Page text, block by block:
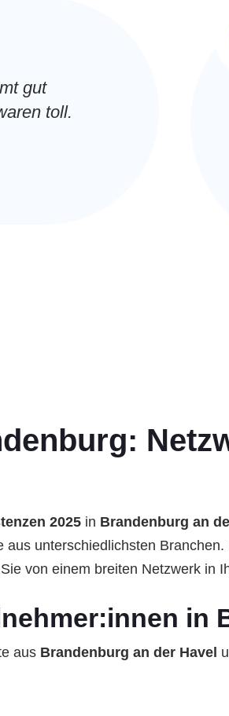
gut
toll.
2025 in Brandenburg an
unterschiedlichsten
von einem breiten Netzwerk in
in
aus Brandenburg an der Havel